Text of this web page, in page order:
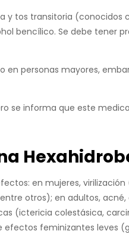
tos transitoria (conocidos
bencílico. Se debe tener
personas mayores,
se informa que este
en mujeres,
otros); en adultos,
(ictericia colestásica,
feminizantes leves